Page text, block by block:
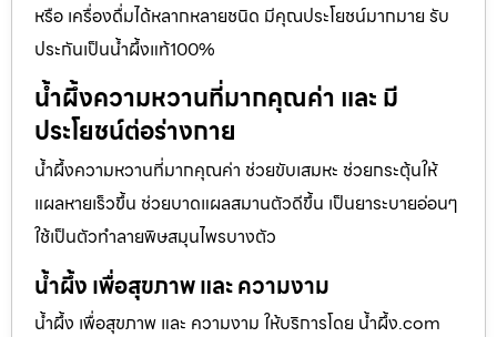
หรือ เครื่องดื่มได้หลากหลายชนิด มีคุณประโยชน์มากมาย รับ
ประกันเป็นน้ำผึ้งแท้100%
น้ำผึ้งความหวานที่มากคุณค่า และ มี
ประโยชน์ต่อร่างกาย
น้ำผึ้งความหวานที่มากคุณค่า ช่วยขับเสมหะ ช่วยกระตุ้นให้
แผลหายเร็วขึ้น ช่วยบาดแผลสมานตัวดีขึ้น เป็นยาระบายอ่อนๆ
ใช้เป็นตัวทำลายพิษสมุนไพรบางตัว
น้ำผึ้ง เพื่อสุขภาพ และ ความงาม
น้ำผึ้ง เพื่อสุขภาพ และ ความงาม ให้บริการโดย น้ำผึ้ง.com